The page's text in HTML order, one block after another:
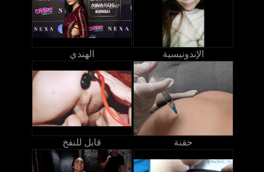
الهندي الإندونيسية
قابل للنفخ حقنة